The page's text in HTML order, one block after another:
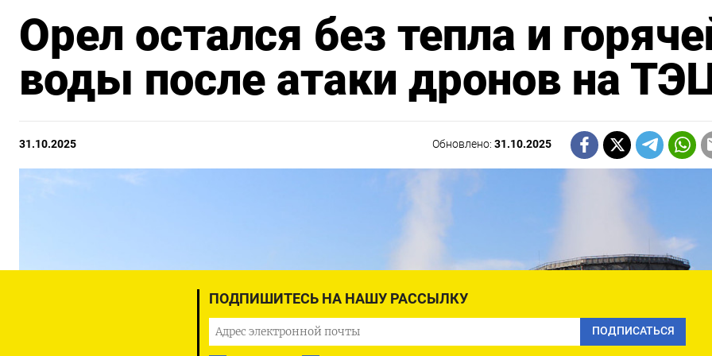
ПОДПИШИТЕСЬ НА НАШУ РАССЫЛКУ
ПОДПИСАТЬСЯ
Орел остался без тепла и
воды после атаки дронов на
31.10.2025 Обновлено:31.10.2025